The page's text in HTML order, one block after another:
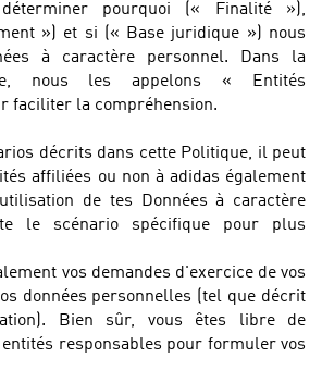
pourquoi (« Finalité »),
») et si (« Base juridique ») nous
à caractère personnel. Dans la
nous les appelons « Entités
faciliter la compréhension.
décrits dans cette Politique, il peut
affiliées ou non à adidas également
de tes Données à caractère
le scénario spécifique pour plus
vos demandes d'exercice de vos
données personnelles (tel que décrit
Bien sûr, vous êtes libre de
responsables pour formuler vos